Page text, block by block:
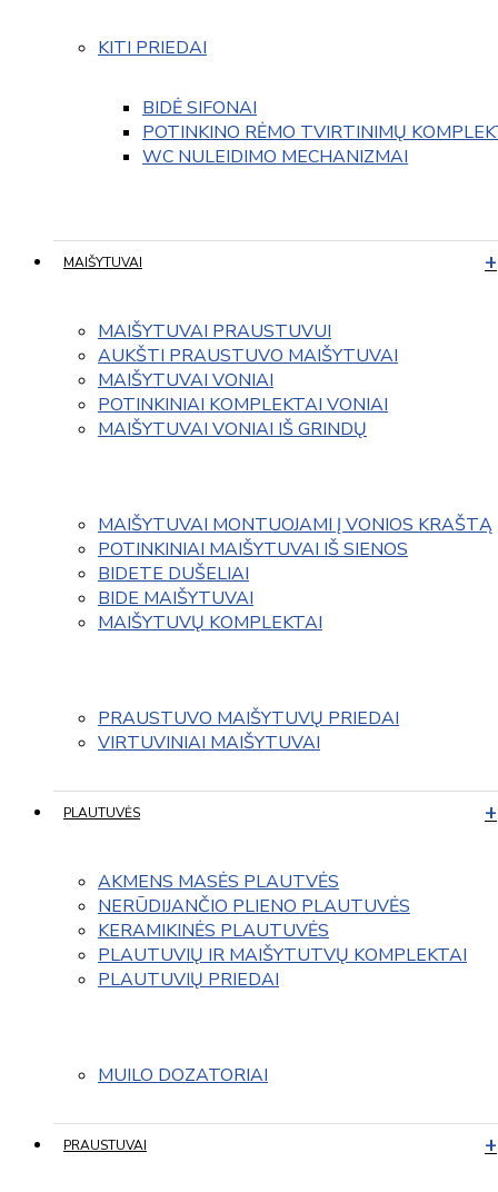
KITI PRIEDAI
BIDĖ SIFONAI
POTINKINO RĖMO TVIRTINIMŲ
WC NULEIDIMO MECHANIZMAI
MAIŠYTUVAI
MAIŠYTUVAI PRAUSTUVUI
AUKŠTI PRAUSTUVO MAIŠYTUVAI
MAIŠYTUVAI VONIAI
POTINKINIAI KOMPLEKTAI VONIAI
MAIŠYTUVAI VONIAI IŠ GRINDŲ
MAIŠYTUVAI MONTUOJAMI Į VONIOS KRAŠTĄ
POTINKINIAI MAIŠYTUVAI IŠ SIENOS
BIDETE DUŠELIAI
BIDE MAIŠYTUVAI
MAIŠYTUVŲ KOMPLEKTAI
PRAUSTUVO MAIŠYTUVŲ PRIEDAI
VIRTUVINIAI MAIŠYTUVAI
PLAUTUVĖS
AKMENS MASĖS PLAUTVĖS
NERŪDIJANČIO PLIENO PLAUTUVĖS
KERAMIKINĖS PLAUTUVĖS
PLAUTUVIŲ IR MAIŠYTUTVŲ KOMPLEKTAI
PLAUTUVIŲ PRIEDAI
MUILO DOZATORIAI
PRAUSTUVAI